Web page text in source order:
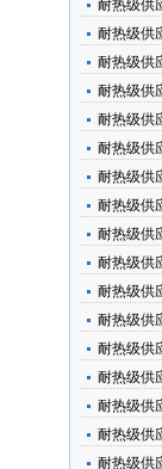
耐热级供
耐热级供
耐热级供
耐热级供
耐热级供
耐热级供
耐热级供
耐热级供
耐热级供
耐热级供
耐热级供
耐热级供
耐热级供
耐热级供
耐热级供
耐热级供
耐热级供